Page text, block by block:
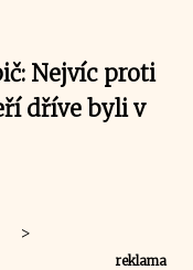
Nejvíc proti
dříve byli v
>
reklama